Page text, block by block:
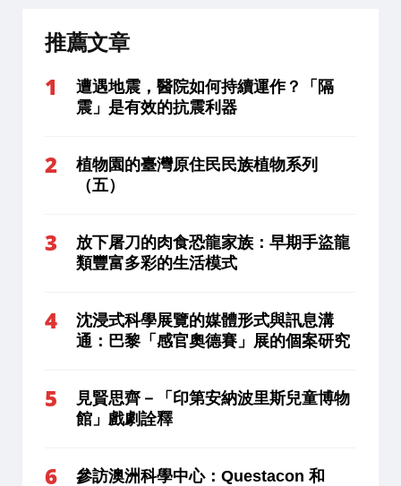
推薦文章
遭遇地震，醫院如何持續運作？「隔
震」是有效的抗震利器
植物園的臺灣原住民民族植物系列
（五）
放下屠刀的肉食恐龍家族：早期手盜龍
類豐富多彩的生活模式
沈浸式科學展覽的媒體形式與訊息溝
通：巴黎「感官奧德賽」展的個案研究
見賢思齊－「印第安納波里斯兒童博物
館」戲劇詮釋
參訪澳洲科學中心：Questacon 和